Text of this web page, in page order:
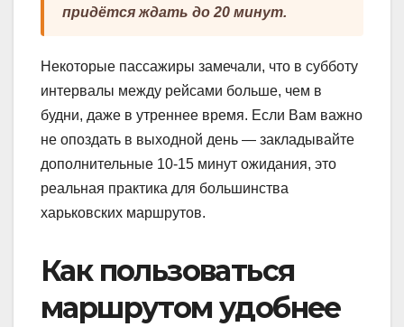
придётся ждать до 20 минут.
Некоторые пассажиры замечали, что в субботу
интервалы между рейсами больше, чем в
будни, даже в утреннее время. Если Вам важно
не опоздать в выходной день — закладывайте
дополнительные 10-15 минут ожидания, это
реальная практика для большинства
харьковских маршрутов.
Как пользоваться
маршрутом удобнее